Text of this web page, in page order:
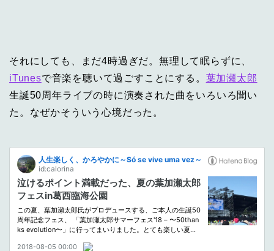
それにしても、まだ4時過ぎだ。無理して眠らずに、
iTunesで音楽を聴いて過ごすことにする。 葉加瀬太郎
生誕50周年ライブの時に演奏された曲をいろいろ聞い
た。なぜかそういう心境だった。